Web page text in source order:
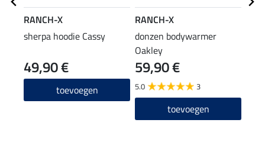
RANCH-X
sherpa hoodie Cassy
49,90 €
toevoegen
RANCH-X
donzen bodywarmer
Oakley
59,90 €
5.0 3
toevoegen